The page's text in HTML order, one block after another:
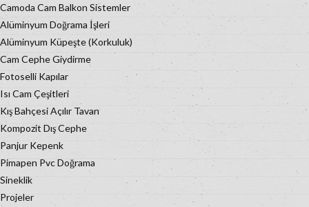
Camoda Cam Balkon Sistemler
Alüminyum Doğrama İşleri
Alüminyum Küpeşte (Korkuluk)
Cam Cephe Giydirme
Fotoselli Kapılar
Isı Cam Çeşitleri
Kış Bahçesi Açılır Tavan
Kompozit Dış Cephe
Panjur Kepenk
Pimapen Pvc Doğrama
Sineklik
Projeler